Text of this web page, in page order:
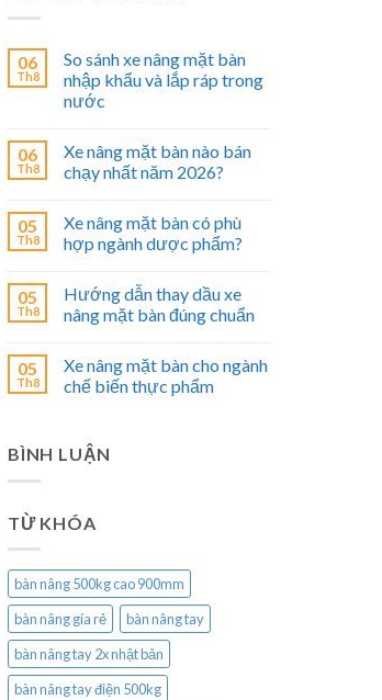
06
Th8
So sánh xe nâng mặt bàn
nhập khẩu và lắp ráp trong
nước
06
Th8
Xe nâng mặt bàn nào bán
chạy nhất năm 2026?
05
Th8
Xe nâng mặt bàn có phù
hợp ngành dược phẩm?
05
Th8
Hướng dẫn thay dầu xe
nâng mặt bàn đúng chuẩn
05
Th8
Xe nâng mặt bàn cho ngành
chế biến thực phẩm
BÌNH LUẬN
TỪ KHÓA
bàn nâng 500kg cao 900mm
bàn nâng gía rẻ
bàn nâng tay
bàn nâng tay 2x nhật bản
bàn nâng tay điện 500kg